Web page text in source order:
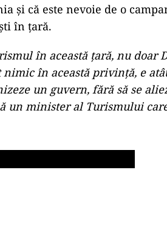
și că este nevoie de o
în țară.
în această țară, nu doar
în această privință, e
un guvern, fără să se
un minister al Turismului